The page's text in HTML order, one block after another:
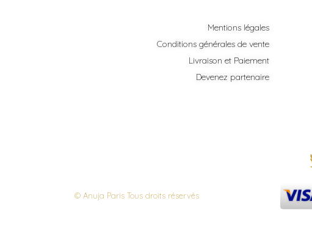
Mentions légales
Conditions générales de vente
Livraison et Paiement
Devenez partenaire
© Anuja Paris Tous droits réservés